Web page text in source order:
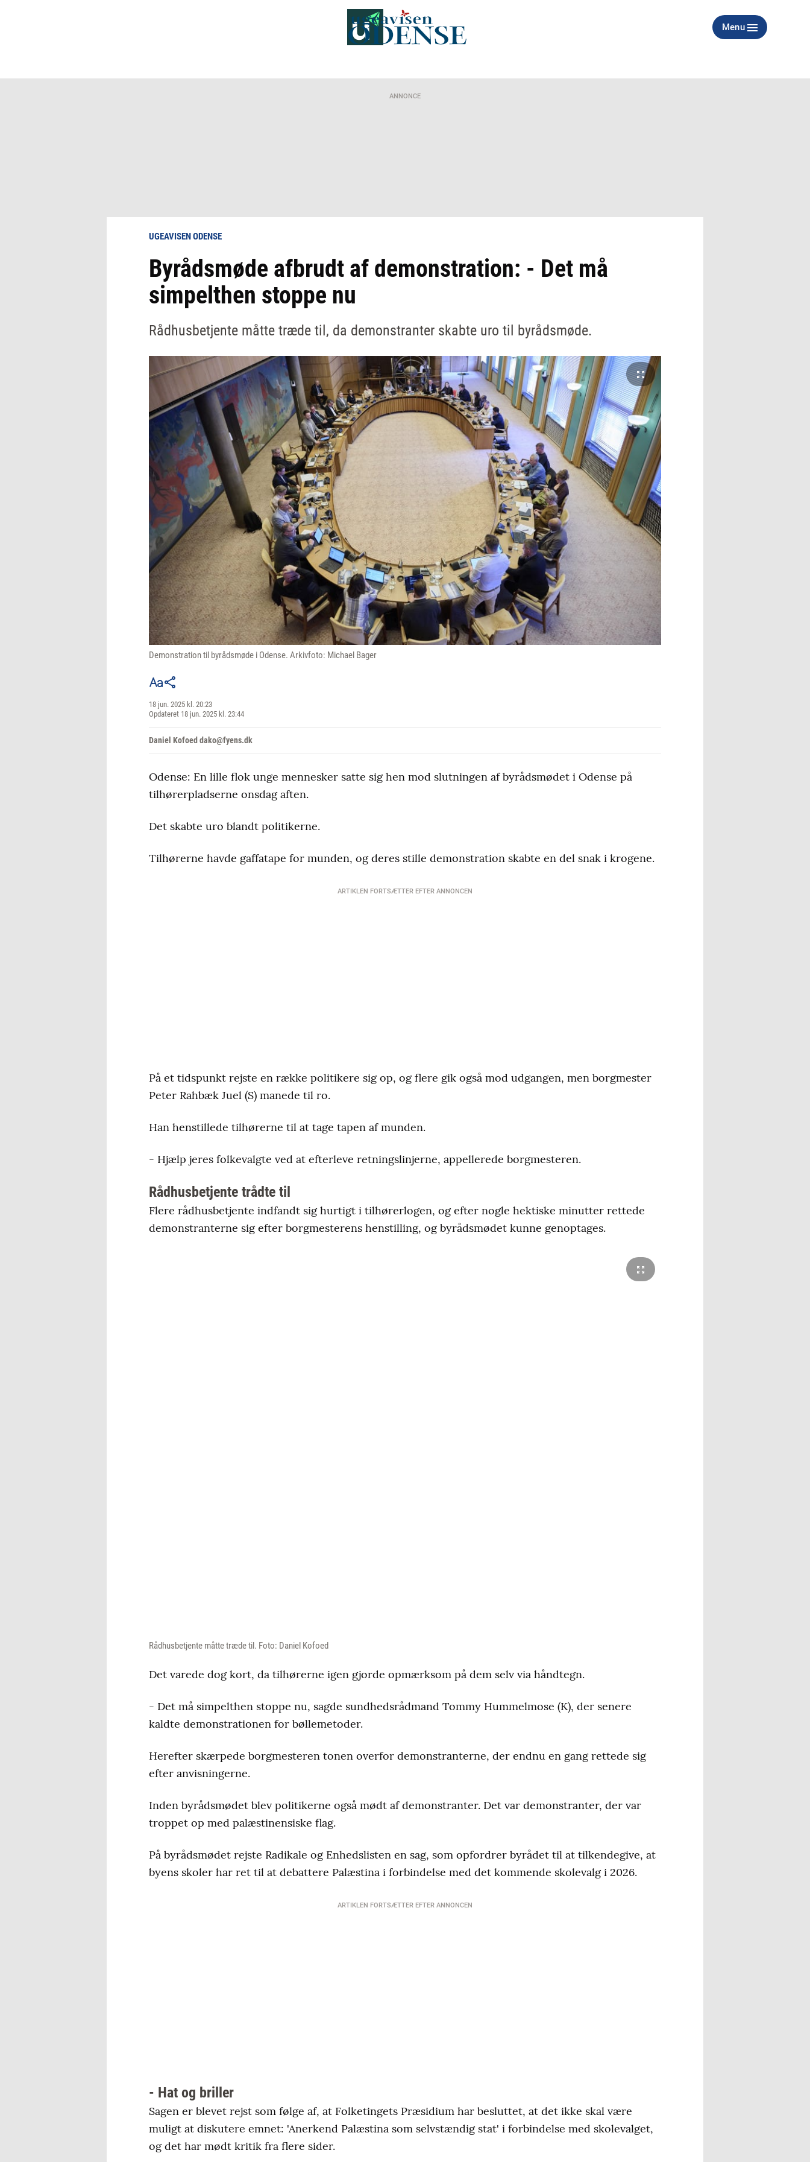
Menu
ANNONCE
UGEAVISEN ODENSE
Byrådsmøde afbrudt af demonstration: - Det må
simpelthen stoppe nu
Rådhusbetjente måtte træde til, da demonstranter skabte uro til byrådsmøde.
Demonstration til byrådsmøde i Odense. Arkivfoto: Michael Bager
18 jun. 2025 kl. 20:23
Opdateret 18 jun. 2025 kl. 23:44
Daniel Kofoed dako@fyens.dk
Odense: En lille flok unge mennesker satte sig hen mod slutningen af byrådsmødet i Odense på
tilhørerpladserne onsdag aften.
Det skabte uro blandt politikerne.
Tilhørerne havde gaffatape for munden, og deres stille demonstration skabte en del snak i krogene.
ARTIKLEN FORTSÆTTER EFTER ANNONCEN
På et tidspunkt rejste en række politikere sig op, og flere gik også mod udgangen, men borgmester
Peter Rahbæk Juel (S) manede til ro.
Han henstillede tilhørerne til at tage tapen af munden.
- Hjælp jeres folkevalgte ved at efterleve retningslinjerne, appellerede borgmesteren.
Rådhusbetjente trådte til
Flere rådhusbetjente indfandt sig hurtigt i tilhørerlogen, og efter nogle hektiske minutter rettede
demonstranterne sig efter borgmesterens henstilling, og byrådsmødet kunne genoptages.
Rådhusbetjente måtte træde til. Foto: Daniel Kofoed
Det varede dog kort, da tilhørerne igen gjorde opmærksom på dem selv via håndtegn.
- Det må simpelthen stoppe nu, sagde sundhedsrådmand Tommy Hummelmose (K), der senere
kaldte demonstrationen for bøllemetoder.
Herefter skærpede borgmesteren tonen overfor demonstranterne, der endnu en gang rettede sig
efter anvisningerne.
Inden byrådsmødet blev politikerne også mødt af demonstranter. Det var demonstranter, der var
troppet op med palæstinensiske flag.
På byrådsmødet rejste Radikale og Enhedslisten en sag, som opfordrer byrådet til at tilkendegive, at
byens skoler har ret til at debattere Palæstina i forbindelse med det kommende skolevalg i 2026.
ARTIKLEN FORTSÆTTER EFTER ANNONCEN
- Hat og briller
Sagen er blevet rejst som følge af, at Folketingets Præsidium har besluttet, at det ikke skal være
muligt at diskutere emnet: 'Anerkend Palæstina som selvstændig stat' i forbindelse med skolevalget,
og det har mødt kritik fra flere sider.